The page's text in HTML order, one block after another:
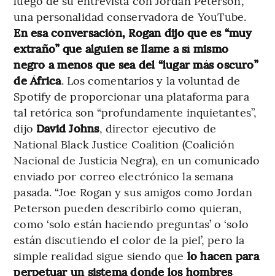
una personalidad conservadora de YouTube.
En esa conversación, Rogan dijo que es “muy
extraño” que alguien se llame a sí mismo
negro a menos que sea del “lugar más oscuro”
de África. Los comentarios y la voluntad de
Spotify de proporcionar una plataforma para
tal retórica son “profundamente inquietantes”,
dijo David Johns, director ejecutivo de
National Black Justice Coalition (Coalición
Nacional de Justicia Negra), en un comunicado
enviado por correo electrónico la semana
pasada. “Joe Rogan y sus amigos como Jordan
Peterson pueden describirlo como quieran,
como ‘solo están haciendo preguntas’ o ‘solo
están discutiendo el color de la piel’, pero la
simple realidad sigue siendo que lo hacen para
perpetuar un sistema donde los hombres